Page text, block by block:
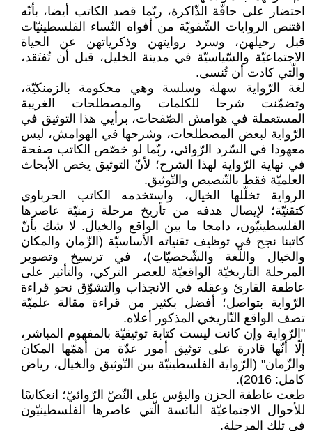
احتضار على حافّة الذّاكرة، ربّما قصد الكاتب أيضا، بأنّه
اقتنص الروايات الشّفويّة من أفواه النّساء الفلسطينيّات
قبل رحيلهن، وسرد روايتهن وذكرياتهن عن الحياة
الاجتماعيّة والسّياسيّة في مدينة الخليل، قبل أن تُفتَقد،
والّتي كادت أن تُنسى.
لغة الرّواية سهلة وسلسة وهي محكومة بالزمنكيّة،
وتضمّنت شرحا للكلمات والمصطلحات الغريبة
المستعملة في هوامش الصّفحات، برأيي هذا التوثيق في
الرّواية لبعض المصطلحات، وشرحها في الهوامش، ليس
معهودا في السّرد الرّوائي، ربّما لو خصّص الكاتب صفحة
في نهاية الرّواية لهذا الشرح؛ لأنّ التوثيق يخص الأبحاث
العلميّة فقط بالتّنصيص والتّوثيق.
الرواية تخلّلها الخيال، واستخدمه الكاتب الحرباوي
كتقنيّة؛ لإيصال هدفه من تأريخ مرحلة زمنيّة عاصرها
الفلسطينيّون، دامجا ما بين الواقع والخيال. لا شك بأنّ
كاتبنا نجح في توظيف تقنياته الأساسيّة (الزّمان والمكان
والخيال واللّغة والشّخصيّات)، في ترسيخ وتصوير
المرحلة التاريخيّة الواقعيّة للعصر التركي، والتأثير على
عاطفة القارئ وعقله في الانجذاب والتشوّق نحو قراءة
الرّواية بتواصل؛ أفضل بكثير من قراءة مقالة علميّة
تصف الواقع التّاريخي المذكور أعلاه.
"الرّواية وإن كانت ليست كتابة توثيقيّة بالمفهوم المباشر،
إلّا أنّها قادرة على توثيق أمور عدّة من أهمّها المكان
والزّمان" (الرّواية الفلسطينيّة بين التّوثيق والخيال، رياض
كامل: 2016).
طغت عاطفة الحزن والبؤس على النّصّ الرّوائيّ؛ انعكاسًا
للأحوال الاجتماعيّة البائسة الّتي عاصرها الفلسطينيّون
في تلك المرحلة.